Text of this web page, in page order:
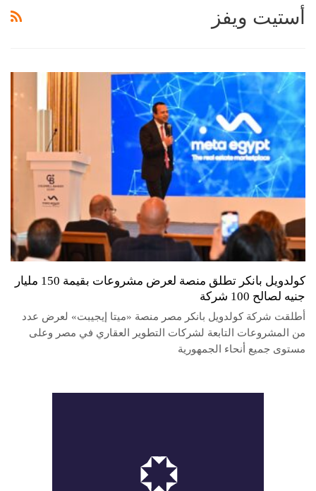
أستيت ويفز
كولدويل بانكر تطلق منصة لعرض مشروعات بقيمة 150 مليار
جنيه لصالح 100 شركة
أطلقت شركة كولدويل بانكر مصر منصة «ميتا إيجيبت» لعرض عدد
من المشروعات التابعة لشركات التطوير العقاري في مصر وعلى
مستوى جميع أنحاء الجمهورية